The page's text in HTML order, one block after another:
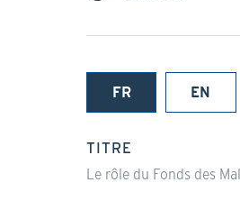
FR
(onglet
EN
TITRE
Le rôle du Fonds des